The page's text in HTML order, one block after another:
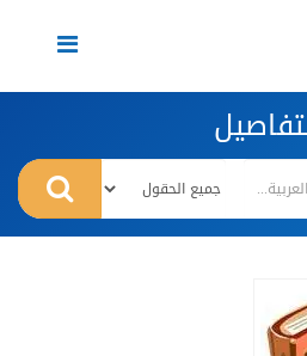
Toggle
navigation